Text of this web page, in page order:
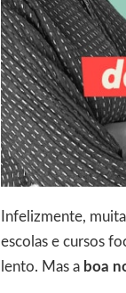
Infelizmente,
escolas e cursos
lento. Mas a boa